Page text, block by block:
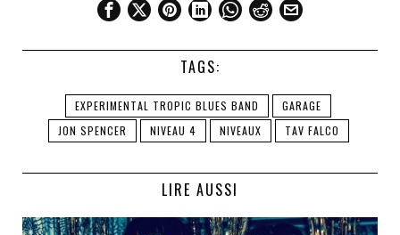
TAGS:
EXPERIMENTAL TROPIC BLUES BAND
GARAGE
JON SPENCER
NIVEAU 4 NIVEAUX TAV FALCO
LIRE AUSSI